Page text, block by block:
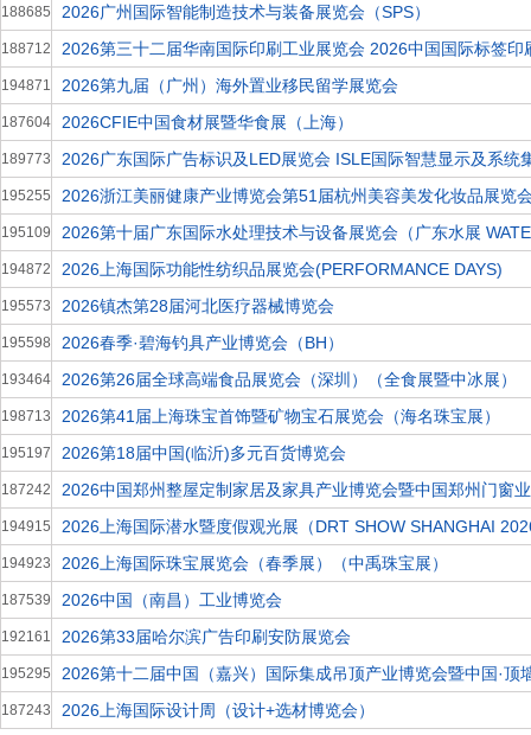
188685 2026广州国际智能制造技术与装备展览会（SPS）
188712 2026第三十二届华南国际印刷工业展览会 2026中国国际标签印
194871 2026第九届（广州）海外置业移民留学展览会
187604 2026CFIE中国食材展暨华食展（上海）
189773 2026广东国际广告标识及LED展览会 ISLE国际智慧显示及系统
195255 2026浙江美丽健康产业博览会第51届杭州美容美发化妆品展览
195109 2026第十届广东国际水处理技术与设备展览会（广东水展
194872 2026上海国际功能性纺织品展览会(PERFORMANCE DAYS)
195573 2026镇杰第28届河北医疗器械博览会
195598 2026春季·碧海钓具产业博览会（BH）
193464 2026第26届全球高端食品展览会（深圳）（全食展暨中冰展）
198713 2026第41届上海珠宝首饰暨矿物宝石展览会（海名珠宝展）
195197 2026第18届中国(临沂)多元百货博览会
187242 2026中国郑州整屋定制家居及家具产业博览会暨中国郑州门窗
194915 2026上海国际潜水暨度假观光展（DRT SHOW SHANGHAI
194923 2026上海国际珠宝展览会（春季展）（中禹珠宝展）
187539 2026中国（南昌）工业博览会
192161 2026第33届哈尔滨广告印刷安防展览会
195295 2026第十二届中国（嘉兴）国际集成吊顶产业博览会暨中国·顶
187243 2026上海国际设计周（设计+选材博览会）